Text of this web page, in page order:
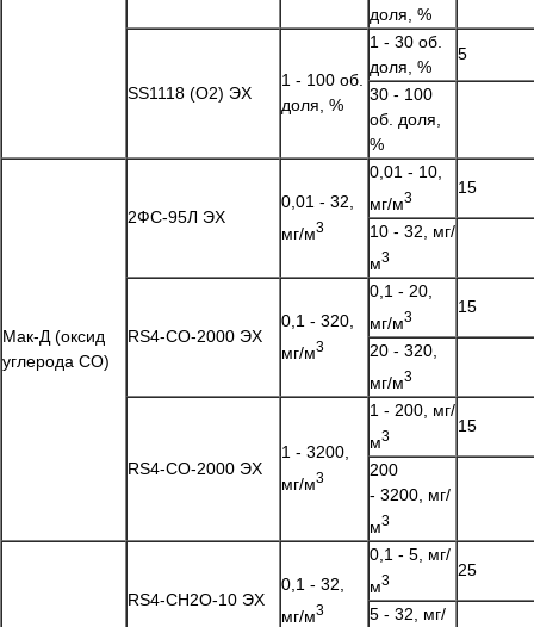
доля, %
SS1118 (O2) ЭХ
1 - 100 об.
доля, %
1 - 30 об.
доля, %
5
30 - 100
об. доля,
%
Мак-Д (оксид
углерода CO)
2ФС-95Л ЭХ
0,01 - 32,
мг/м3
0,01 - 10,
мг/м3
15
10 - 32, мг/
м3
RS4-CO-2000 ЭХ
0,1 - 320,
мг/м3
0,1 - 20,
мг/м3
15
20 - 320,
мг/м3
RS4-CO-2000 ЭХ
1 - 3200,
мг/м3
1 - 200, мг/
м3
15
200
- 3200, мг/
м3
RS4-CH2O-10 ЭХ
0,1 - 32,
мг/м3
0,1 - 5, мг/
м3
25
5 - 32, мг/